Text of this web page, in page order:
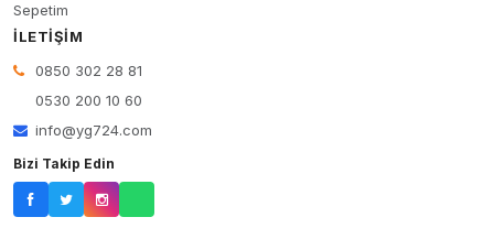
Sepetim
İLETIŞIM
0850 302 28 81
0530 200 10 60
info@yg724.com
Bizi Takip Edin